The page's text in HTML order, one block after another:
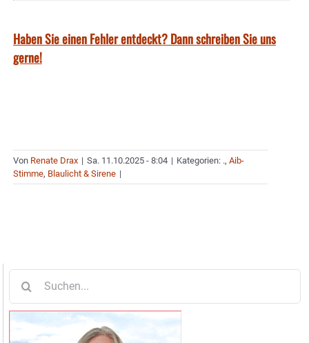
Haben Sie einen Fehler entdeckt? Dann schreiben Sie uns
gerne!
Von Renate Drax | Sa. 11.10.2025 - 8:04 | Kategorien: ., Aib-
Stimme, Blaulicht & Sirene |
nach: